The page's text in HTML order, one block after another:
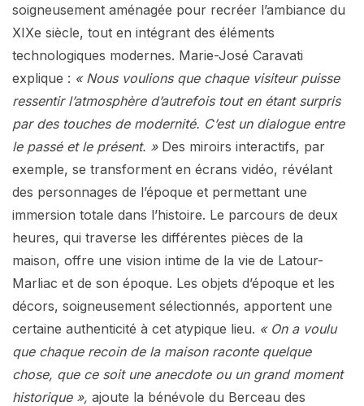
soigneusement aménagée pour recréer l’ambiance du
XIXe siècle, tout en intégrant des éléments
technologiques modernes. Marie-José Caravati
explique : « Nous voulions que chaque visiteur puisse
ressentir l’atmosphère d’autrefois tout en étant surpris
par des touches de modernité. C’est un dialogue entre
le passé et le présent. »Des miroirs interactifs, par
exemple, se transforment en écrans vidéo, révélant
des personnages de l’époque et permettant une
immersion totale dans l’histoire. Le parcours de deux
heures, qui traverse les différentes pièces de la
maison, offre une vision intime de la vie de Latour-
Marliac et de son époque. Les objets d’époque et les
décors, soigneusement sélectionnés, apportent une
certaine authenticité à cet atypique lieu. « On a voulu
que chaque recoin de la maison raconte quelque
chose, que ce soit une anecdote ou un grand moment
historique », ajoute la bénévole du Berceau des